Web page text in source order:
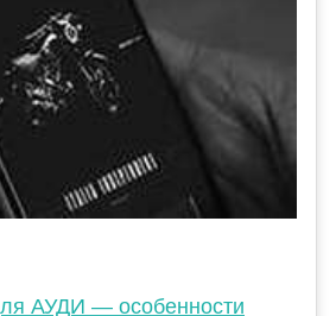
АУДИ — особенности